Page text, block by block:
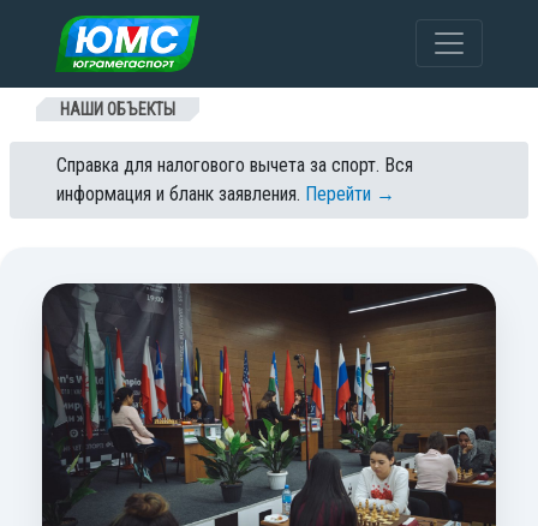
Перейти к содержанию
НАШИ ОБЪЕКТЫ
Справка для налогового вычета за спорт. Вся
информация и бланк заявления. Перейти →